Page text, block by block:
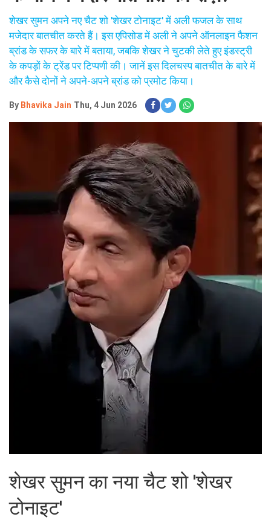
शेखर सुमन अपने नए चैट शो 'शेखर टोनाइट' में अली फजल के साथ
मजेदार बातचीत करते हैं। इस एपिसोड में अली ने अपने ऑनलाइन फैशन
ब्रांड के सफर के बारे में बताया, जबकि शेखर ने चुटकी लेते हुए इंडस्ट्री
के कपड़ों के ट्रेंड पर टिप्पणी की। जानें इस दिलचस्प बातचीत के बारे में
और कैसे दोनों ने अपने-अपने ब्रांड को प्रमोट किया।
By Bhavika Jain Thu, 4 Jun 2026
शेखर सुमन का नया चैट शो 'शेखर
टोनाइट'